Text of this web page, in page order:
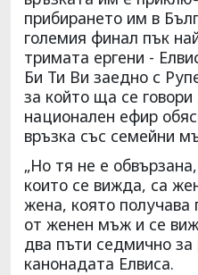
прибирането им в
големия финал пък
тримата ергени -
Би Ти Ви заедно с
за който ща се
национален ефир
връзка със семейни
„Но тя не е
които се вижда, са
жена, която получава
от женен мъж и се
два пъти седмично за
канонадата Елвиса.